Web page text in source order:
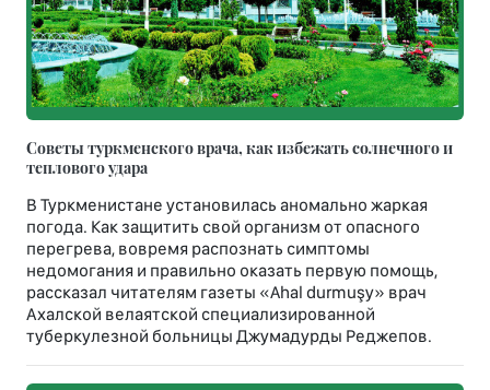
Советы туркменского врача, как избежать солнечного и
теплового удара
В Туркменистане установилась аномально жаркая
погода. Как защитить свой организм от опасного
перегрева, вовремя распознать симптомы
недомогания и правильно оказать первую помощь,
рассказал читателям газеты «Ahal durmuşy» врач
Ахалской велаятской специализированной
туберкулезной больницы Джумадурды Реджепов.